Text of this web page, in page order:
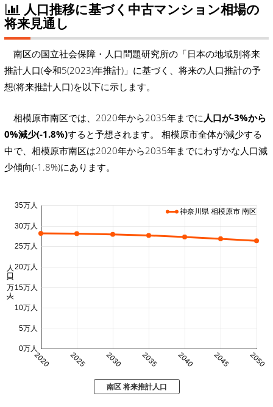
人口推移に基づく中古マンション相場の
将来見通し
南区の国立社会保障・人口問題研究所の「日本の地域別将来
推計人口(令和5(2023)年推計)」に基づく、将来の人口推計の予
想(将来推計人口)を以下に示します。
相模原市南区では、2020年から2035年までに 人口が-3%から
0%減少(-1.8%)すると予想されます。 相模原市全体が減少する
中で、相模原市南区は2020年から2035年までにわずかな人口減
少傾向(-1.8%)にあります。
2020 2025 2030 2035 2040 2045 2050
0万人
5万人
10万人
15万人
20万人
25万人
30万人
35万人
人口 (万人)
神奈川県 相模原市 南区
南区 将来推計人口